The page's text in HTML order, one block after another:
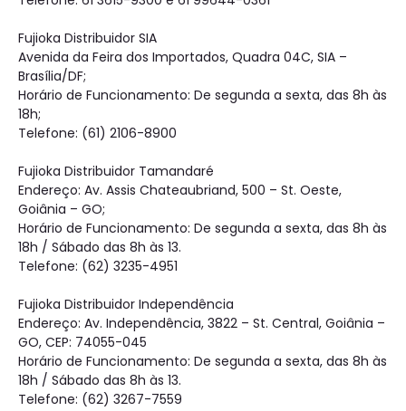
Fujioka Distribuidor SIA
Avenida da Feira dos Importados, Quadra 04C, SIA –
Brasília/DF;
Horário de Funcionamento: De segunda a sexta, das 8h às
18h;
Telefone: (61) 2106-8900
Fujioka Distribuidor Tamandaré
Endereço: Av. Assis Chateaubriand, 500 – St. Oeste,
Goiânia – GO;
Horário de Funcionamento: De segunda a sexta, das 8h às
18h / Sábado das 8h às 13.
Telefone: (62) 3235-4951
Fujioka Distribuidor Independência
Endereço: Av. Independência, 3822 – St. Central, Goiânia –
GO, CEP: 74055-045
Horário de Funcionamento: De segunda a sexta, das 8h às
18h / Sábado das 8h às 13.
Telefone: (62) 3267-7559